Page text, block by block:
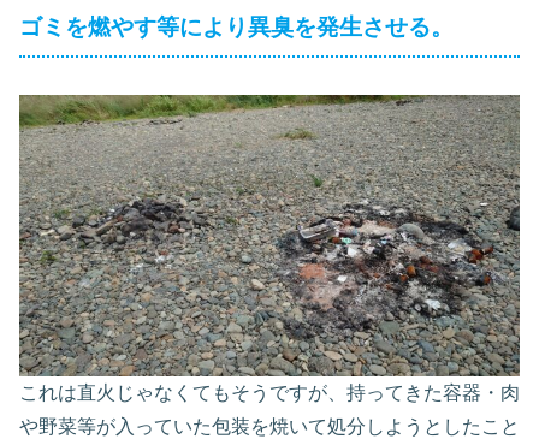
ゴミを燃やす等により異臭を発生させる。
これは直火じゃなくてもそうですが、持ってきた容器・肉
や野菜等が入っていた包装を焼いて処分しようとしたこと